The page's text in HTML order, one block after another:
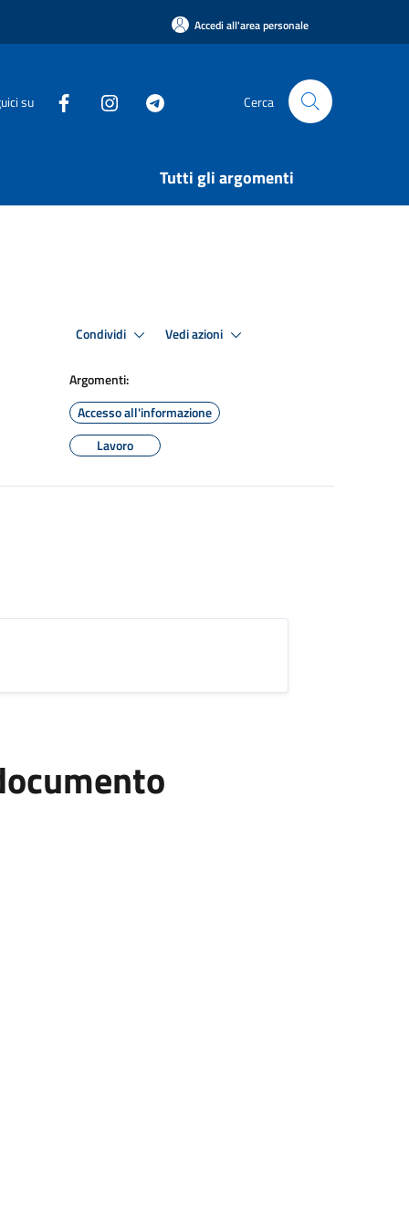
Accedi all'area personale
su Cerca
Tutti gli argomenti
Condividi Vedi azioni
Argomenti:
Accesso all'informazione
Lavoro